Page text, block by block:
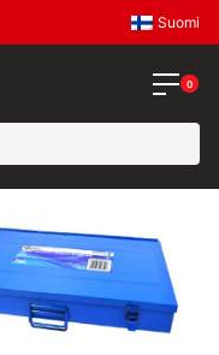
Suomi
0